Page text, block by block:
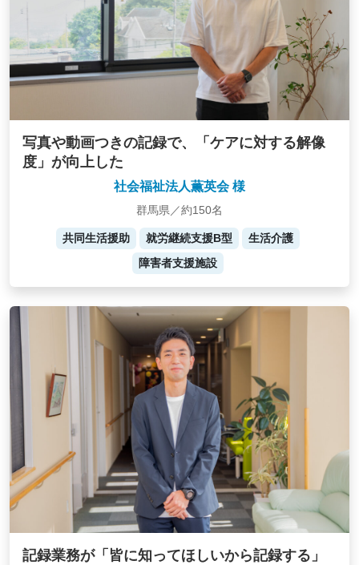
写真や動画つきの記録で、「ケアに対する解像
度」が向上した
社会福祉法人薫英会 様
群馬県／約150名
共同生活援助 就労継続支援B型
生活介護
障害者支援施設
記録業務が「皆に知ってほしいから記録する」